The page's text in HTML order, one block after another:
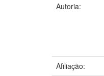
Autoria:
Afiliação: